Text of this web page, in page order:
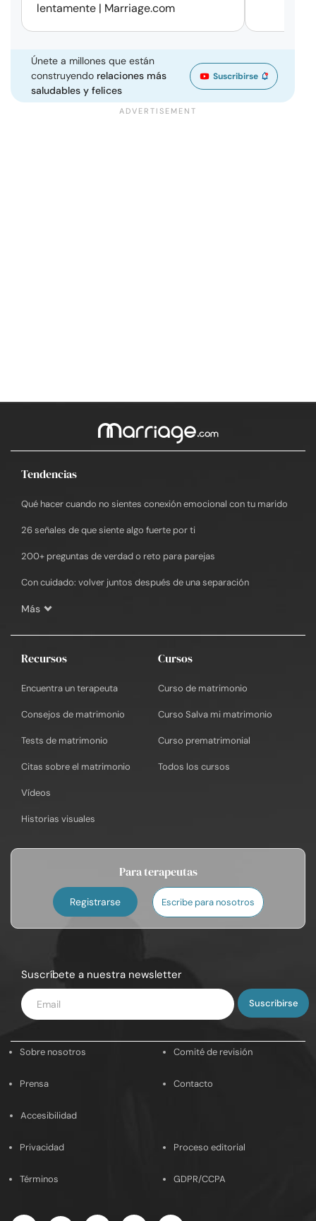
lentamente | Marriage.com
Únete a millones que están
construyendo relaciones más
saludables y felices
Suscribirse
Tendencias
Qué hacer cuando no sientes conexión emocional con tu marido
26 señales de que siente algo fuerte por ti
200+ preguntas de verdad o reto para parejas
Con cuidado: volver juntos después de una separación
Más
Recursos
Encuentra un terapeuta
Consejos de matrimonio
Tests de matrimonio
Citas sobre el matrimonio
Vídeos
Historias visuales
Cursos
Curso de matrimonio
Curso Salva mi matrimonio
Curso prematrimonial
Todos los cursos
Para terapeutas
Registrarse Escribe para nosotros
Suscríbete a nuestra newsletter
Introduce
tu
Sobre nosotros Comité de revisión
Prensa Contacto
Accesibilidad
Privacidad Proceso editorial
Términos GDPR/CCPA